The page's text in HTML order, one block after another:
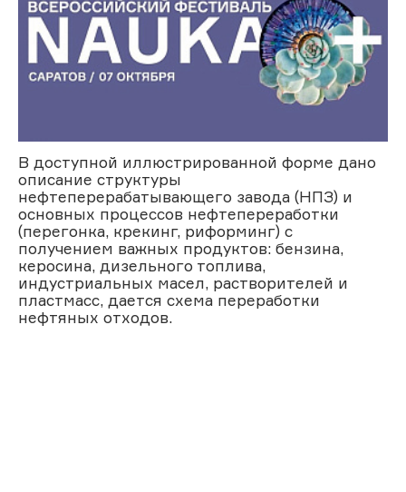
В доступной иллюстрированной форме дано
описание структуры
нефтеперерабатывающего завода (НПЗ) и
основных процессов нефтепереработки
(перегонка, крекинг, риформинг) с
получением важных продуктов: бензина,
керосина, дизельного топлива,
индустриальных масел, растворителей и
пластмасс, дается схема переработки
нефтяных отходов.